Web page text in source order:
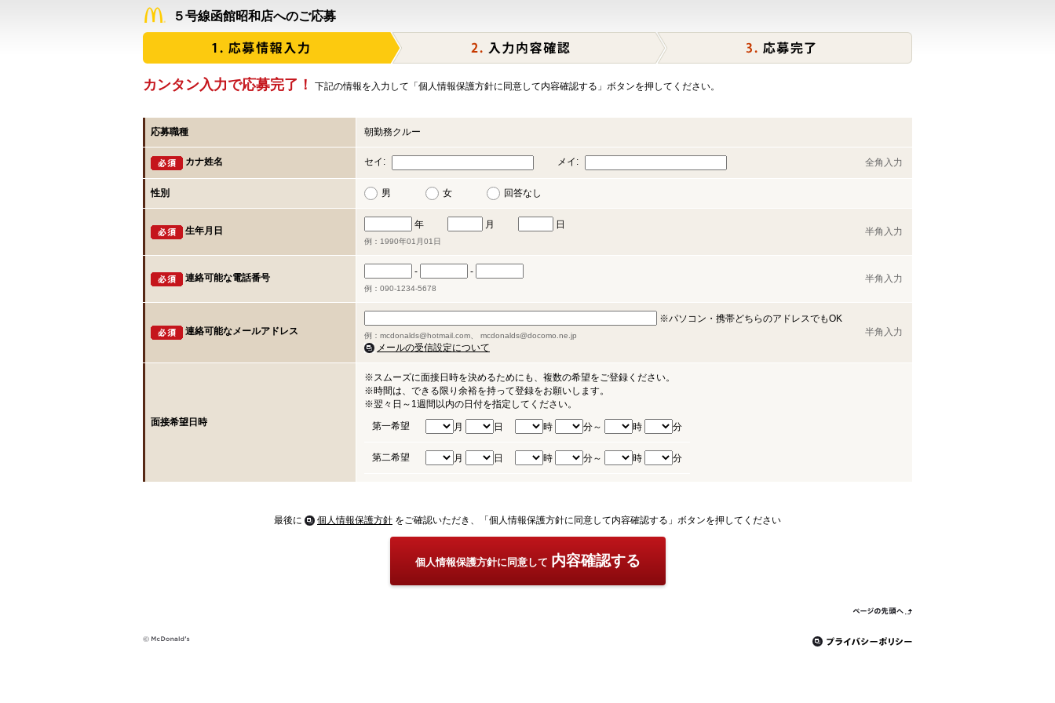
５号線函館昭和店へのご応募
カンタン入力で応募完了！ 下記の情報を入力して「個人情報保護方針に同意して内容確認する」ボタンを押してください。
応募職種 朝勤務クルー
カナ姓名 セイ: メイ: 全角入力
性別 男 女 回答なし
生年月日
年 月 日
例：1990年01月01日
半角入力
連絡可能な電話番号
- -
例：090-1234-5678
半角入力
連絡可能なメールアドレス
※パソコン・携帯どちらのアドレスでもOK
例：mcdonalds@hotmail.com、 mcdonalds@docomo.ne.jp
メールの受信設定について
半角入力
面接希望日時
※スムーズに面接日時を決めるためにも、複数の希望をご登録ください。
※時間は、できる限り余裕を持って登録をお願いします。
※翌々日～1週間以内の日付を指定してください。
第一希望
月 日 時 分～ 時 分
第二希望 月 日 時 分～ 時 分
最後に 個人情報保護方針 をご確認いただき、「個人情報保護方針に同意して内容確認する」ボタンを押してください
個人情報保護方針に同意して 内容確認する